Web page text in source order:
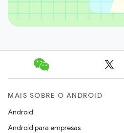
MAIS SOBRE O ANDROID
Android
Android para empresas